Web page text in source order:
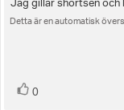
5
stjärnor
Recensionstext:
Jag gillar shortsen och
Detta är en automatisk
Rösta
0